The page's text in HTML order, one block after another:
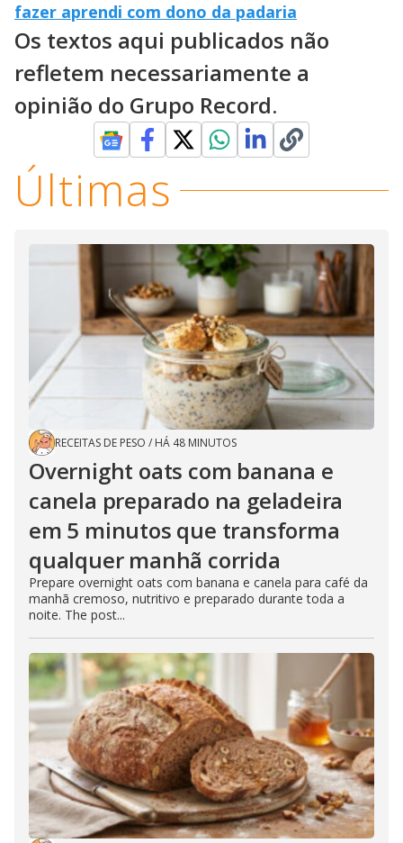
fazer aprendi com dono da padaria
Os textos aqui publicados não
refletem necessariamente a
opinião do Grupo Record.
Últimas
RECEITAS DE PESO / HÁ 48 MINUTOS
Overnight oats com banana e
canela preparado na geladeira
em 5 minutos que transforma
qualquer manhã corrida
Prepare overnight oats com banana e canela para café da
manhã cremoso, nutritivo e preparado durante toda a
noite. The post...